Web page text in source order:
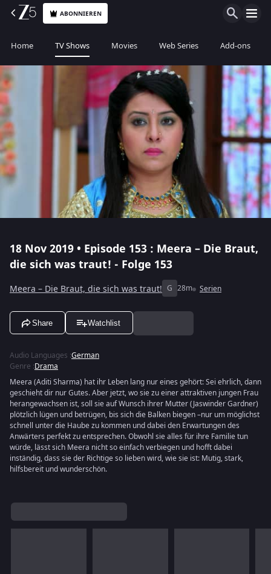
ABONNIEREN
Home TV Shows Movies Web Series Add-ons
18 Nov 2019 • Episode 153 : Meera – Die Braut,
die sich was traut! - Folge 153
Meera – Die Braut, die sich was traut! G 28m Serien
Share Watchlist
Audio Languages :German
Genre :Drama
Meera (Aditi Sharma) hat ihr Leben lang nur eines gehört: Sei ehrlich, dann
geschieht dir nur Gutes. Aber jetzt, wo sie zu einer attraktiven jungen Frau
herangewachsen ist, soll sie auf Wunsch ihrer Mutter (Jaswinder Gardner)
plötzlich lügen und betrügen, bis sich die Balken biegen –nur um möglichst
schnell unter die Haube zu kommen und dabei den Erwartungen des
Anwärters perfekt zu entsprechen. Obwohl sie alles für ihre Familie tun
würde, lässt sich Meera nicht so einfach verbiegen und hofft dabei
inständig, dass sie der Richtige so lieben wird, wie sie ist: Mutig, stark,
hilfsbereit und wunderschön.